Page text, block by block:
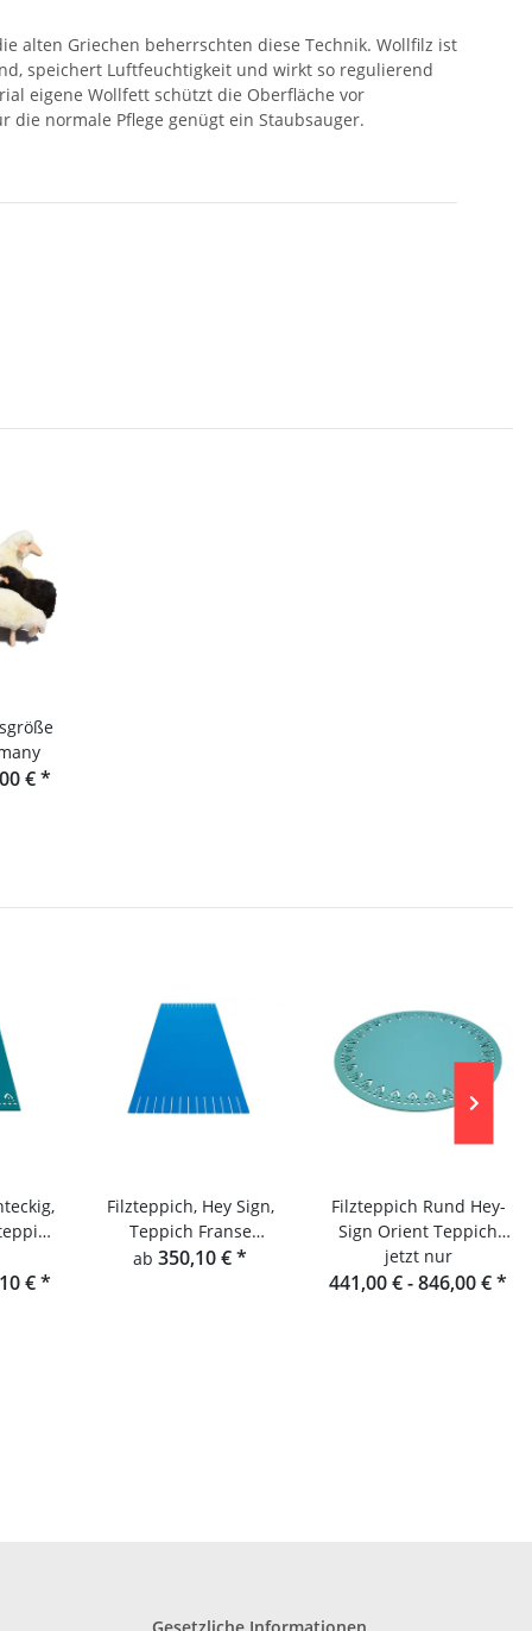
alten Griechen beherrschten diese Technik. Wollfilz ist
speichert Luftfeuchtigkeit und wirkt so regulierend
eigene Wollfett schützt die Oberfläche vor
die normale Pflege genügt ein Staubsauger.
€*
€*
Filzteppich, Hey Sign,
Teppich Franse
Rechteckig
ab 350,10 €*
Filzteppich Rund Hey-
Sign Orient Teppich
Alima
jetzt nur
441,00 € -846,00 €*